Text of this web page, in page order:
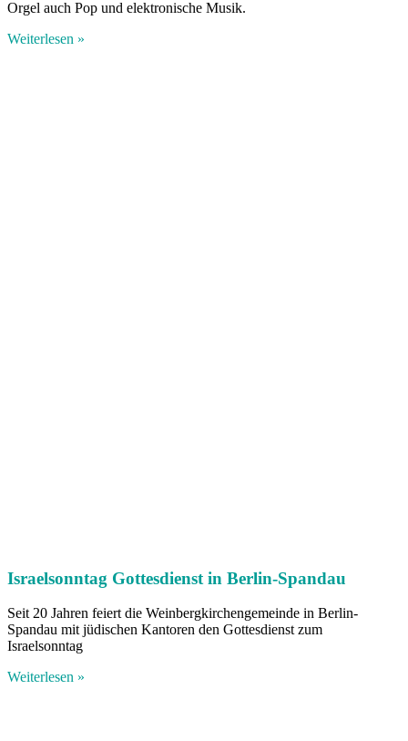
Orgel auch Pop und elektronische Musik.
Weiterlesen »
Israelsonntag Gottesdienst in Berlin-Spandau
Seit 20 Jahren feiert die Weinbergkirchengemeinde in Berlin-
Spandau mit jüdischen Kantoren den Gottesdienst zum
Israelsonntag
Weiterlesen »